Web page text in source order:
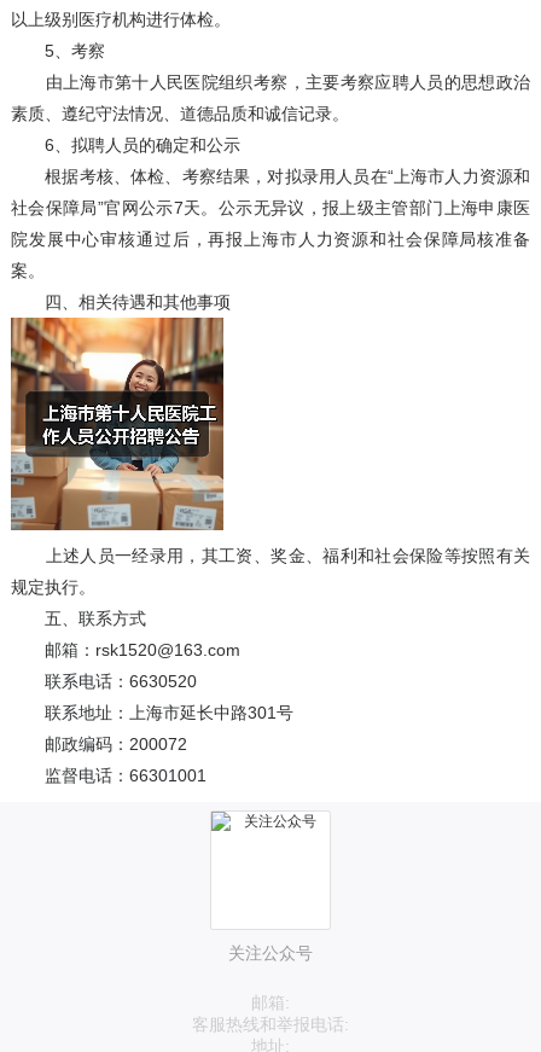
以上级别医疗机构进行体检。
5、考察
由上海市第十人民医院组织考察，主要考察应聘人员的思想政治
素质、遵纪守法情况、道德品质和诚信记录。
6、拟聘人员的确定和公示
根据考核、体检、考察结果，对拟录用人员在“上海市人力资源和
社会保障局”官网公示7天。公示无异议，报上级主管部门上海申康医
院发展中心审核通过后，再报上海市人力资源和社会保障局核准备
案。
四、相关待遇和其他事项
上述人员一经录用，其工资、奖金、福利和社会保险等按照有关
规定执行。
五、联系方式
邮箱：rsk1520@163.com
联系电话：6630520
联系地址：上海市延长中路301号
邮政编码：200072
监督电话：66301001
关注公众号
邮箱:
客服热线和举报电话:
地址: